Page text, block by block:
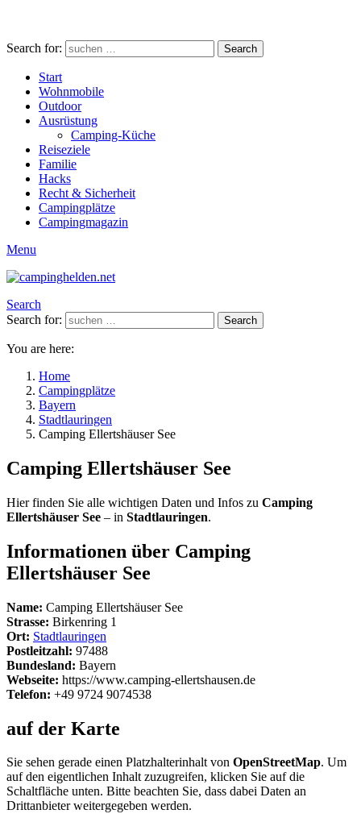
Search for: Search
Start
Wohnmobile
Outdoor
Ausrüstung
Camping-Küche
Reiseziele
Familie
Hacks
Recht & Sicherheit
Campingplätze
Campingmagazin
Menu
Search
Search for:
Search
You are here:
Home
Campingplätze
Bayern
Stadtlauringen
Camping Ellertshäuser See
Camping Ellertshäuser See
Hier finden Sie alle wichtigen Daten und Infos zu Camping
Ellertshäuser See – in Stadtlauringen.
Informationen über Camping
Ellertshäuser See
Name: Camping Ellertshäuser See
Strasse: Birkenring 1
Ort: Stadtlauringen
Postleitzahl: 97488
Bundesland: Bayern
Webseite: https://www.camping-ellertshausen.de
Telefon: +49 9724 9074538
auf der Karte
Sie sehen gerade einen Platzhalterinhalt von OpenStreetMap. Um
auf den eigentlichen Inhalt zuzugreifen, klicken Sie auf die
Schaltfläche unten. Bitte beachten Sie, dass dabei Daten an
Drittanbieter weitergegeben werden.